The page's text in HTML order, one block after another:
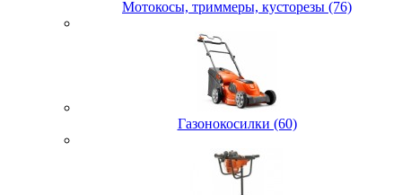
Мотокосы, триммеры, кусторезы (76)
Газонокосилки (60)